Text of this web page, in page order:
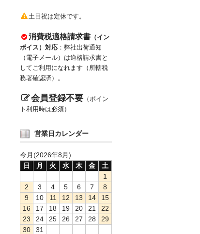
土日祝は定休です。
消費税適格請求書 （イン
ボイス）対応 ：弊社出荷通知
（電子メール）は適格請求書と
してご利用になれます（所轄税
務署確認済）。
会員登録不要 （ポイン
ト利用時は必須）
営業日カレンダー
今月(2026年8月)
日
月 火 水 木 金
土
1
2
3 4 5 6 7
8
9
10 11 12 13 14
15
16
17 18 19 20 21
22
23
24 25 26 27 28
29
30
31